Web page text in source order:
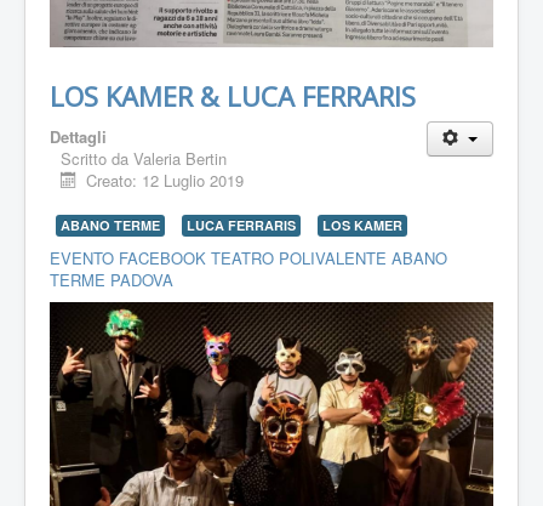
LOS KAMER & LUCA FERRARIS
Dettagli
Scritto da Valeria Bertin
Creato: 12 Luglio 2019
ABANO TERME LUCA FERRARIS LOS KAMER
EVENTO FACEBOOK TEATRO POLIVALENTE ABANO
TERME PADOVA